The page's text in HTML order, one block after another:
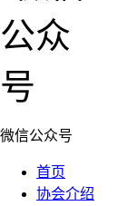
微信公众号
首页
协会介绍